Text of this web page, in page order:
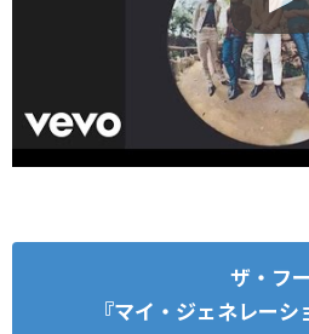
ザ・フー
『マイ・ジェネレーシ